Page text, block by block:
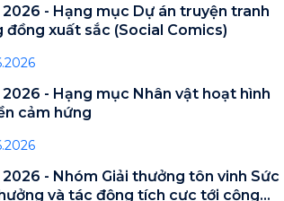
2026 - Hạng mục Dự án truyện tranh
đồng xuất sắc (Social Comics)
2026 - Hạng mục Nhân vật hoạt hình
cảm hứng
2026 - Nhóm Giải thưởng tôn vinh Sức
và tác động tích cực tới cộng